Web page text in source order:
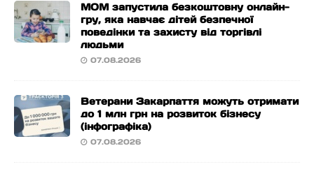
МОМ запустила безкоштовну онлайн-
гру, яка навчає дітей безпечної
поведінки та захисту від торгівлі
людьми
07.08.2026
Ветерани Закарпаття можуть отримати
до 1 млн грн на розвиток бізнесу
(інфографіка)
07.08.2026